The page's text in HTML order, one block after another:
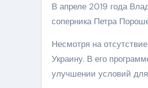
В апреле 2019 года
соперника Петра
Несмотря на
Украину. В его
улучшении условий